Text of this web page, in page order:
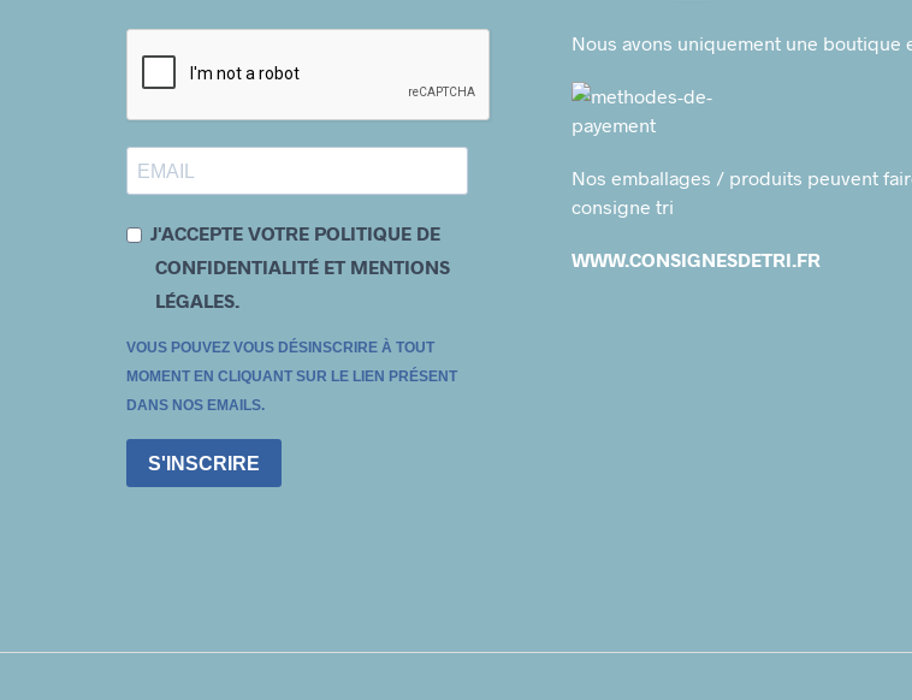
J'ACCEPTE VOTRE POLITIQUE DE
CONFIDENTIALITÉ ET MENTIONS
LÉGALES.
VOUS POUVEZ VOUS DÉSINSCRIRE À TOUT
MOMENT EN CLIQUANT SUR LE LIEN PRÉSENT
DANS NOS EMAILS.
S'INSCRIRE
Nous avons uniquement une boutique
Nos emballages / produits peuvent
consigne tri
WWW.CONSIGNESDETRI.FR